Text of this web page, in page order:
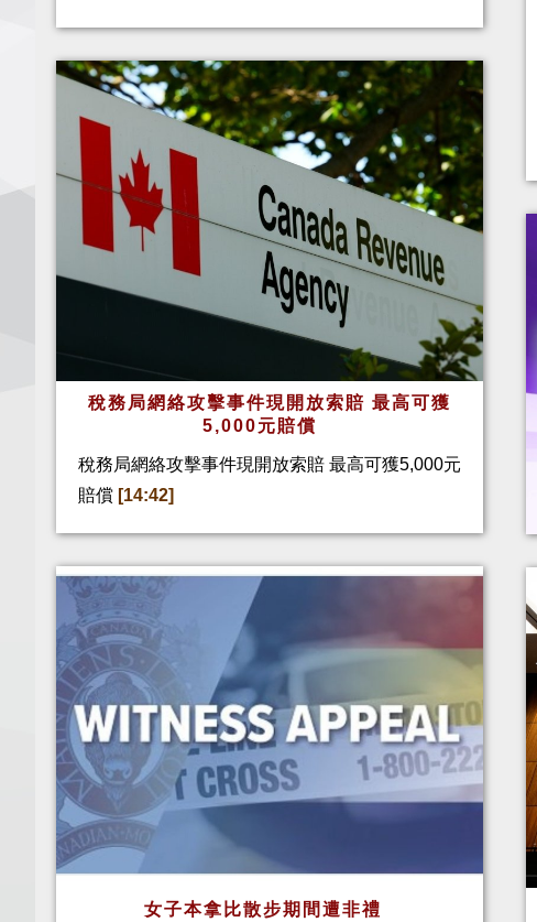
稅務局網絡攻擊事件現開放索賠 最高可獲
5,000元賠償
稅務局網絡攻擊事件現開放索賠 最高可獲5,000元
賠償 [14:42]
女子本拿比散步期間遭非禮